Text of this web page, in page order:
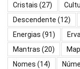
Cristais (27)
Descendente (12)
Energias (91)
Mantras (20)
Nomes (14)